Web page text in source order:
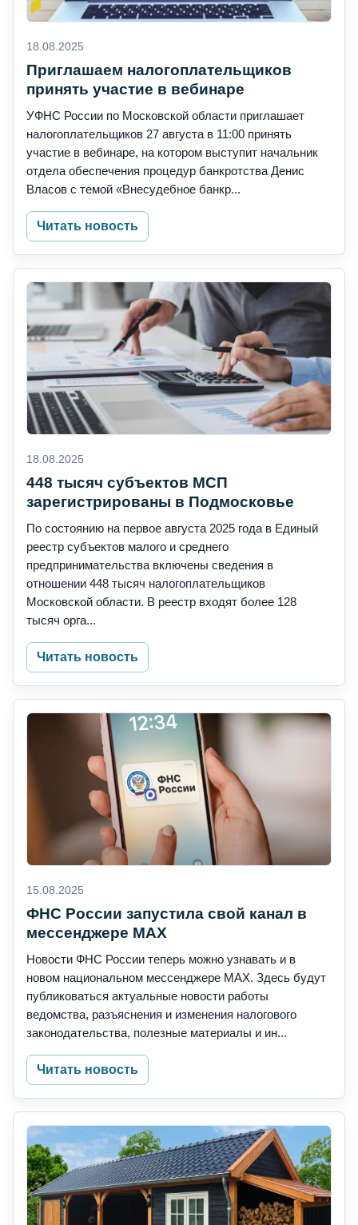
18.08.2025
Приглашаем налогоплательщиков
принять участие в вебинаре
УФНС России по Московской области приглашает
налогоплательщиков 27 августа в 11:00 принять
участие в вебинаре, на котором выступит начальник
отдела обеспечения процедур банкротства Денис
Власов с темой «Внесудебное банкр...
Читать новость
18.08.2025
448 тысяч субъектов МСП
зарегистрированы в Подмосковье
По состоянию на первое августа 2025 года в Единый
реестр субъектов малого и среднего
предпринимательства включены сведения в
отношении 448 тысяч налогоплательщиков
Московской области. В реестр входят более 128
тысяч орга...
Читать новость
15.08.2025
ФНС России запустила свой канал в
мессенджере MAX
Новости ФНС России теперь можно узнавать и в
новом национальном мессенджере MAX. Здесь будут
публиковаться актуальные новости работы
ведомства, разъяснения и изменения налогового
законодательства, полезные материалы и ин...
Читать новость